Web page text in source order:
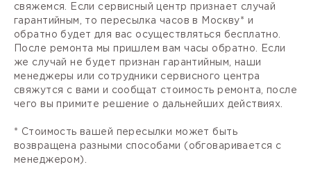
свяжемся. Если сервисный центр признает случай
гарантийным, то пересылка часов в Москву* и
обратно будет для вас осуществляться бесплатно.
После ремонта мы пришлем вам часы обратно. Если
же случай не будет признан гарантийным, наши
менеджеры или сотрудники сервисного центра
свяжутся с вами и сообщат стоимость ремонта, после
чего вы примите решение о дальнейших действиях.
* Стоимость вашей пересылки может быть
возвращена разными способами (обговаривается с
менеджером).